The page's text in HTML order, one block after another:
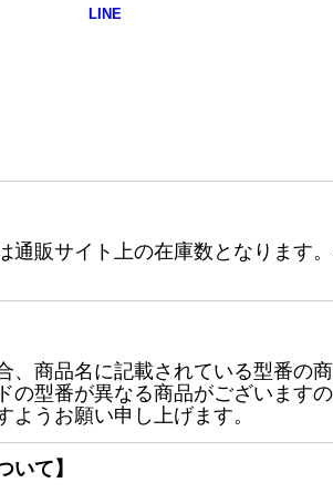
通販サイト上の在庫数となります
、商品名に記載されている型番の
の型番が異なる商品がございます
うお願い申し上げます。
いて】